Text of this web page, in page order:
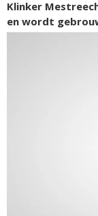
Klinker
en wordt